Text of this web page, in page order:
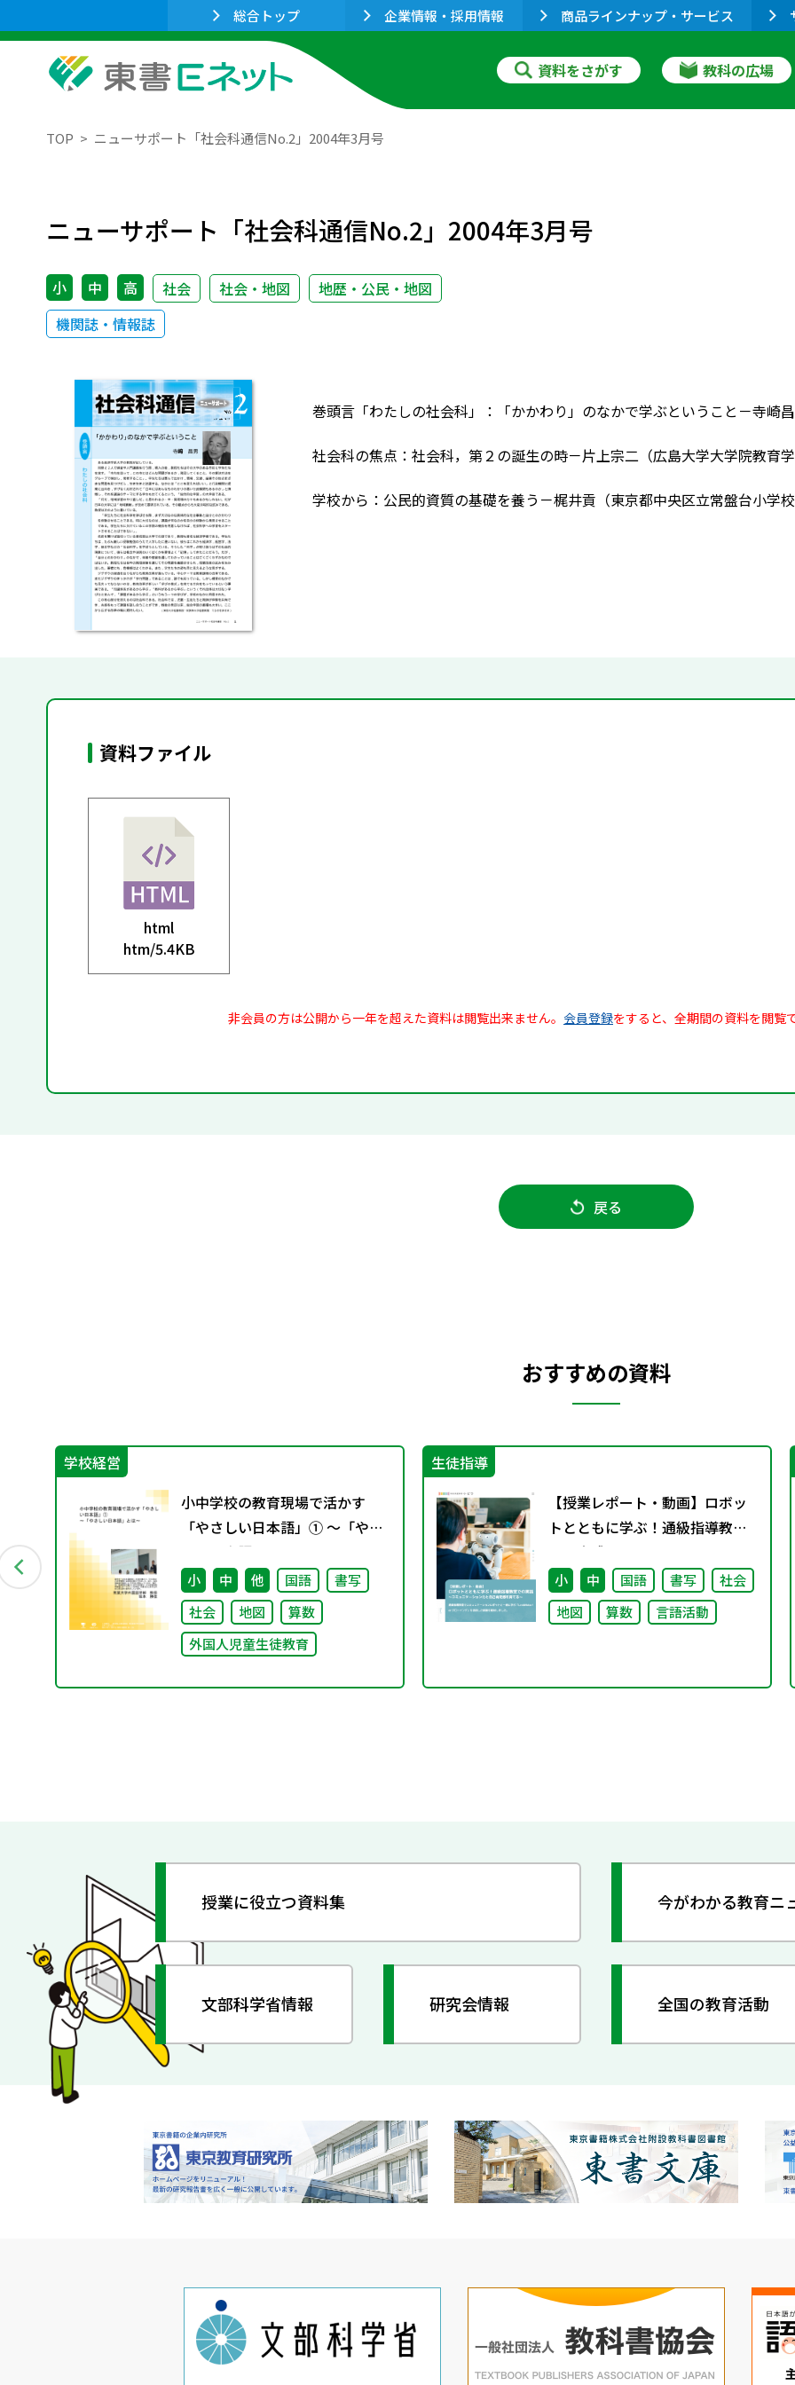
総合トップ 企業情報・採用情報 商品ラインナップ・サービス
資料をさがす 教科の広場
TOP ニューサポート「社会科通信No.2」2004年3月号
ニューサポート「社会科通信No.2」2004年3月号
小 中 高 社会 社会・地図
地歴・公民・地図
機関誌・情報誌
巻頭言「わたしの社会科」：「かかわり」のなかで学ぶということ－寺崎
社会科の焦点：社会科，第２の誕生の時－片上宗二（広島大学大学院教育学
学校から：公民的資質の基礎を養う－梶井貢（東京都中央区立常盤台小学校
資料ファイル
html
htm/5.4KB
非会員の方は公開から一年を超えた資料は閲覧出来ません。 会員登録をすると、全期間の資料を閲覧
戻る
おすすめの資料
学校経営
小中学校の教育現場で活かす
「やさしい日本語」① ～「やさ
しい日本語」とは～
小 中 他 国語
書写
社会
地図
算数
外国人児童生徒教育
生徒指導
【授業レポート・動画】ロボッ
トとともに学ぶ！通級指導教室
での実践～コミュニケーション
力と自己肯定感を育てる～
小 中 国語 書写
社会
地図
算数 言語活動
授業に役立つ資料集 今がわかる教育ニ
文部科学省情報 研究会情報 全国の教育活動